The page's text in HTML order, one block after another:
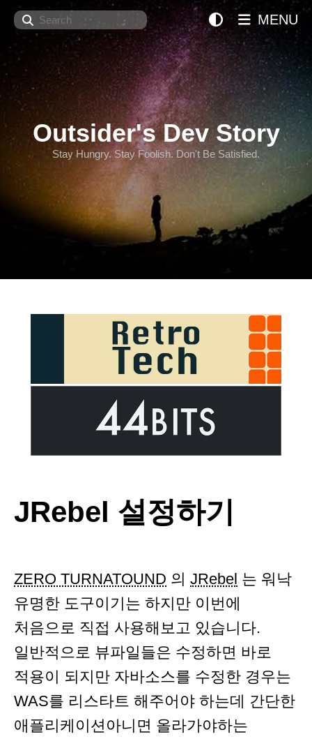
Search
Outsider's Dev Story
Stay Hungry. Stay Foolish. Don't Be Satisfied.
MENU
JRebel 설정하기
ZERO TURNATOUND 의 JRebel 는 워낙
유명한 도구이기는 하지만 이번에
처음으로 직접 사용해보고 있습니다.
일반적으로 뷰파일들은 수정하면 바로
적용이 되지만 자바소스를 수정한 경우는
WAS를 리스타트 해주어야 하는데 간단한
애플리케이션아니면 올라가야하는